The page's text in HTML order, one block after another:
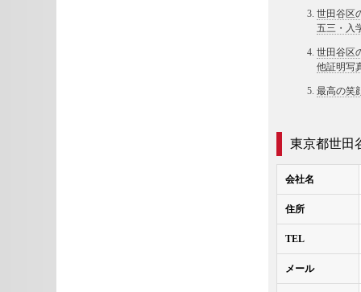
世田谷区
五三・入
世田谷区
他証明写
最高の笑
東京都世田
会社名
住所
TEL
メール